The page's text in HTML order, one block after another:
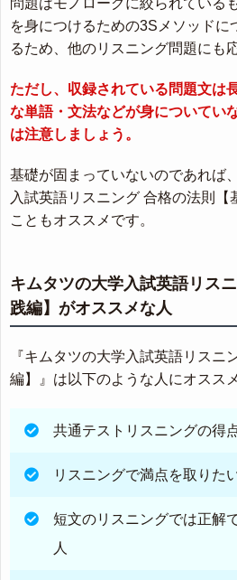
を身につけるための3Sメソッドに
るため、他のリスニング問題にも
ただし、収録されている問題文は
な単語・文法などが身についてい
は注意しましょう。
基礎が固まっていないのであれば
入試英語リスニング 合格の法則【
こともオススメです。
キムタツの大学入試英語リス
践編】がオススメな人
『キムタツの大学入試英語リスニ
編】』は以下のような人にオスス
共通テストリスニングの得
リスニングで満点を取りた
短文のリスニングでは正解
人